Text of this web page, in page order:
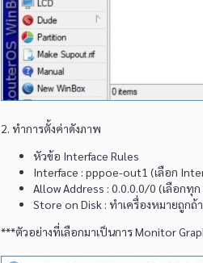
2. ทำการตั้งค่าดังภาพ
หัวข้อ Interface Rules
Interface : pppoe-out1 (เลือก
Allow Address : 0.0.0.0/0 (เลือกทุ
Store on Disk : ทำเครื่องหมายถูก
***ตัวอย่างที่เลือกมาเป็นการ Monitor